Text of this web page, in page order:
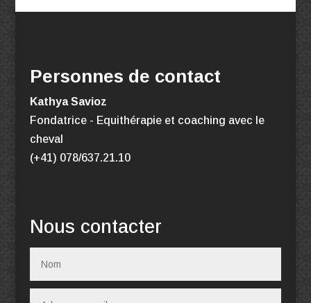
Personnes de contact
Kathya Savioz
Fondatrice - Equithérapie et coaching avec le
cheval
(+41) 078/637.21.10
Nous contacter